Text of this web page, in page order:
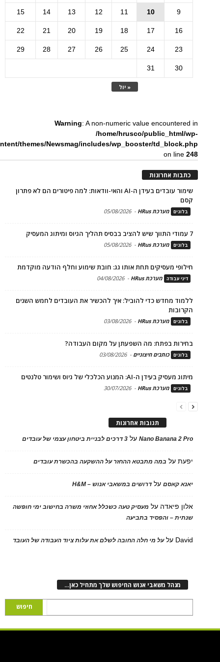
« יול
9
10
11
12
13
14
15
16
17
18
19
20
21
22
23
24
25
26
27
28
29
30
31
Warning: A non-numeric value encountered in
/home/hrusco/public_html/wp-
themes/Newsmag/includes/wp_booster/td_block.php
on line248
כתבות אחרונות
שימור עובדים בעידן ה-AI והאי-וודאות: למה פיטורים הם לא פתרון
קסם
בלוגים מערכת HRus -
05/08/2026
7 עמודי התווך שיש להציב בבסיס תהליך הגיוס ומיתוג המעסיק
בלוגים מערכת HRus -
05/08/2026
חילופי מעסיקים תחת אותו גג: חובת שימוע וחלף הודעה מוקדמת
דיני עבודה מערכת HRus -
04/08/2026
ללמוד מחדש כדי להוביל: איך להכשיר את העובדים לחמש השנים
הקרובות
בלוגים מערכת HRus -
03/08/2026
בחירות בפתח: מה השפעתן על מקום העבודה?
בלוגים כותבים חיצוניים -
03/08/2026
מיתוג מעסיק בעידן ה-AI: המנוע הכלכלי של גיוס ושימור טלנטים
בלוגים מערכת HRus -
30/07/2026
תגובות אחרונות
Nano Banana 2 Proעל 3 דרכים לבניית ביטחון עצמי של עובדים
יפעתעל במה מתבטא ההחזר על ההשקעה בהכשרת עובדים
יאנא קאסםעלדרושים במשאבי אנוש – H&M
אלון פיאדה על מעסיק טעה כשכלל אחוזי משרה בחישוב ימי חופשה
שנתית – והפסיד בתביעה
David עלעל מי חלה החובה לשלם את עלות ציוד העבודה של העובד
מנהל משאבי אנוש החיפוש שלך מתחיל כאן…